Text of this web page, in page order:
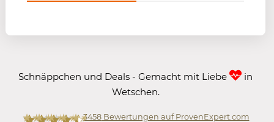
Schnäppchen und Deals - Gemacht mit Liebe
in
Wetschen.
3458Bewertungen auf ProvenExpert.com